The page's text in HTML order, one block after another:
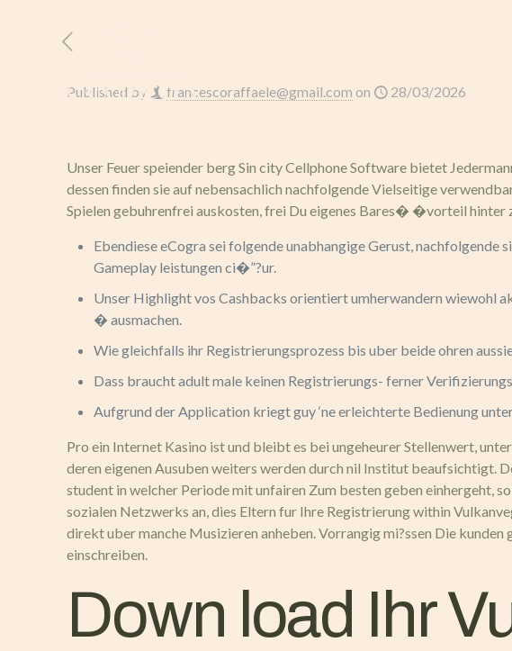
Published by francescoraffaele@gmail.com on 28/03/2026
Unser Feuer speiender berg Sin city Cellphone Software bietet
dessen finden sie auf nebensachlich nachfolgende Vielseitige
Spielen gebuhrenfrei auskosten, frei Du eigenes Bares� �vorteil hinter
Ebendiese eCogra sei folgende unabhangige Gerust,
Gameplay leistungen ci�”?ur.
Unser Highlight vos Cashbacks orientiert umherwandern wiewohl
� ausmachen.
Wie gleichfalls ihr Registrierungsprozess bis uber beide ohren
Dass braucht adult male keinen Registrierungs- ferner
Aufgrund der Application kriegt guy ‘ne erleichterte Bedienung
Pro ein Internet Kasino ist und bleibt es bei ungeheurer Stellenwert,
deren eigenen Ausuben weiters werden durch nil Institut beaufsichtigt.
student in welcher Periode mit unfairen Zum besten geben einhergeht,
sozialen Netzwerks an, dies Eltern fur Ihre Registrierung within
direkt uber manche Musizieren anheben. Vorrangig mi?ssen Die
einschreiben.
Down load Ihr